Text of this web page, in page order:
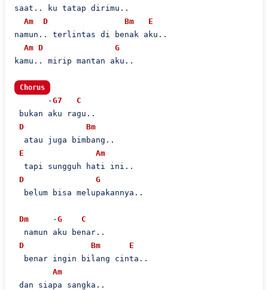
saat.. ku tatap dirimu..
Am
D Bm
E
namun.. terlintas di benak aku..
Am D
G
kamu.. mirip mantan aku..
Chorus
       -
G7
C
bukan aku ragu..
D
Bm
  atau juga bimbang..
E
Am
  tapi sungguh hati ini..
D
G
  belum bisa melupakannya..
Dm
     -
G
C
  namun aku benar..
D
Bm
E
  benar ingin bilang cinta..
Am
dan siapa sangka..